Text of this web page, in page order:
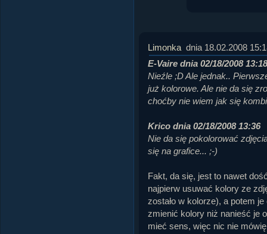
Limonka dnia 18.02.2008
E-Vaire dnia 02/18/2008 13:18
Nieźle ;D Ale jednak..
już kolorowe. Ale nie da się
choćby nie wiem jak się
Krico dnia 02/18/2008 13:36
Nie da się pokolorować
się na grafice... ;-)
Fakt, da się, jest to nawet
najpierw usuwać kolory ze
zostało w kolorze), a potem
zmienić kolory niż nanieść je
mieć sens, więc nic nie